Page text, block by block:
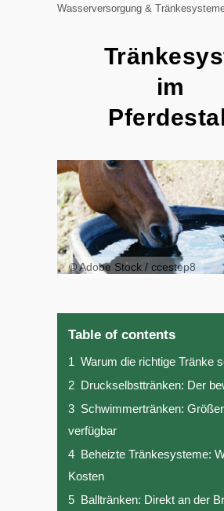
Wasserversorgung &
im
© Adobe Stock / ccestep8
Table of contents
1 Warum die richtige Tränke
2 Druckselbsttränken: Der
3 Schwimmertränken:
verfügbar
4 Beheizte Tränkesysteme:
Kosten
5 Balltränken: Direkt an der